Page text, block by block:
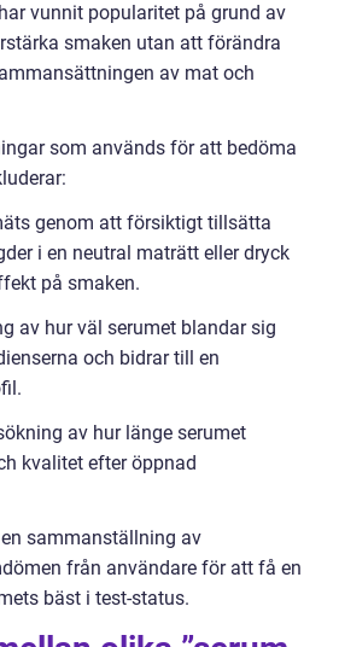
vunnit popularitet på grund av
smaken utan att förändra
av mat och
som används för att bedöma
genom att försiktigt tillsätta
i en neutral maträtt eller dryck
på smaken.
av hur väl serumet blandar sig
och bidrar till en
av hur länge serumet
kvalitet efter öppnad
sammanställning av
från användare för att få en
bäst i test-status.